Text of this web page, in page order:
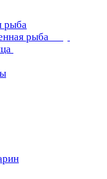
рыба
рыба